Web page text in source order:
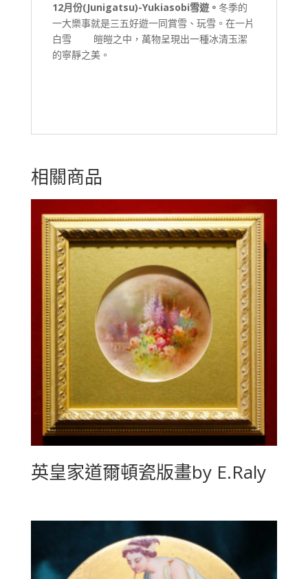
12月份(Junigatsu)-Yukiasobi雪遊。 冬季的
一大樂事就是三五好遊一同賞雪、玩雪。在一片
白雪 皚皚之中，萬物呈現出一種冰清玉潔
的寧靜之美。
相關商品
英皇家道爾頓瓷版畫by E.Raly